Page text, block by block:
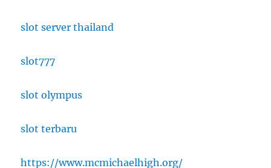
slot server thailand
slot777
slot olympus
slot terbaru
https://www.mcmichaelhigh.org/